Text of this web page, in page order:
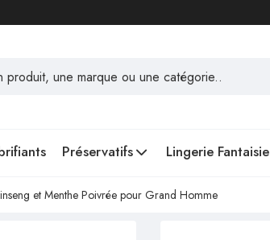
Préservatifs Lingerie Fantaisie
et Menthe Poivrée pour Grand Homme